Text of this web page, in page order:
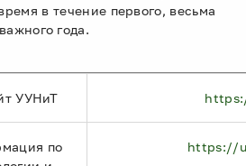
в течение первого, весьма
важного года.
УУНиТ
по
https://